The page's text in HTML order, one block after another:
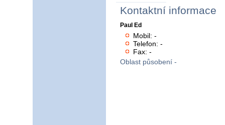
Kontaktní informace
Paul Ed
Mobil: -
Telefon: -
Fax: -
Oblast působení -